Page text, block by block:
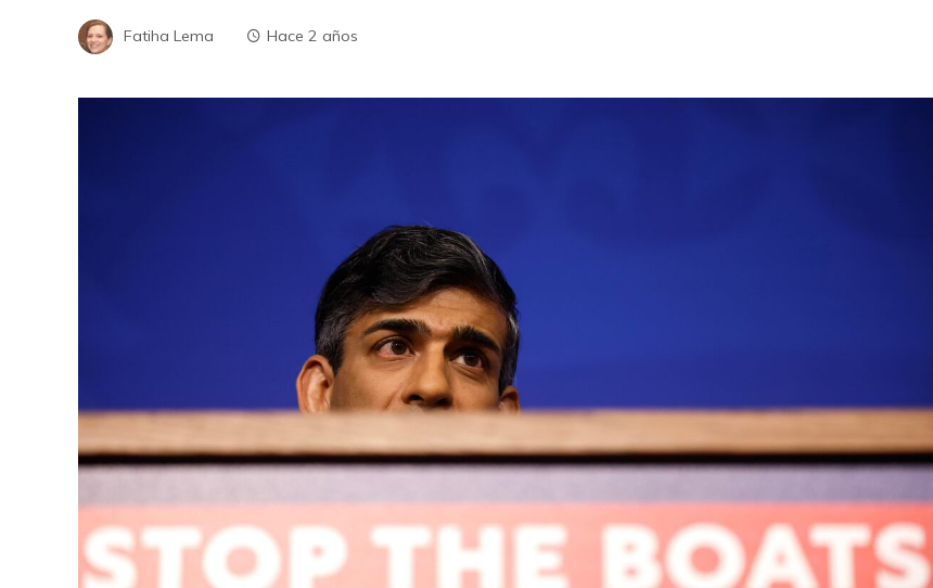
Fatiha Lema Hace 2 años